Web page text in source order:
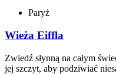
Paryż
Wieża Eiffla
Zwiedź słynną na całym
jej szczyt, aby podziwiać